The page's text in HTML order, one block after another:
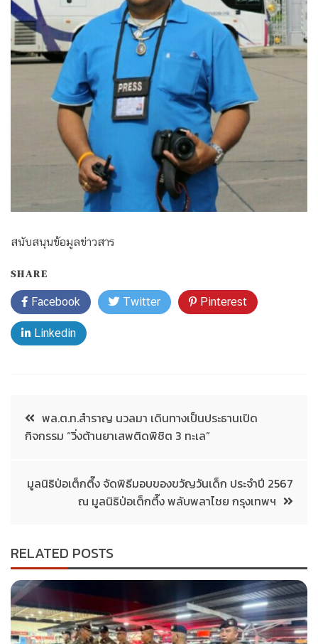
สนับสนุนข้อมูลข่าวสาร
SHARE
Facebook Twitter Pinterest
Linkedin
พล.ต.ท.สำราญ นวลมา เดินทางเป็นประธานเปิด
กิจกรรม “วิ่งต้านยาเสพติดพิชิต 3 ทะเล”
มูลนิธิป่อเต็กตึ๊ง จัดพิธีมอบของขวัญวันเด็ก ประจำปี 2567
ณ มูลนิธิป่อเต็กตึ๊ง พลับพลาไชย กรุงเทพฯ
RELATED POSTS